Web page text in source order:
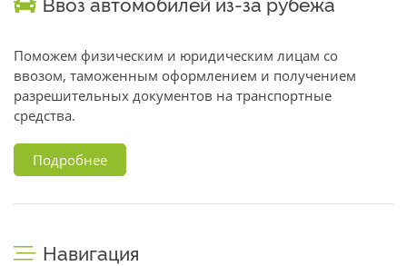
Ввоз автомобилей из-за рубежа
Поможем физическим и юридическим лицам со
ввозом, таможенным оформлением и получением
разрешительных документов на транспортные
средства.
Подробнее
Навигация